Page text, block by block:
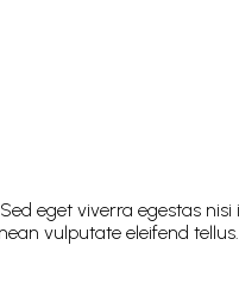
eget viverra egestas
vulputate eleifend